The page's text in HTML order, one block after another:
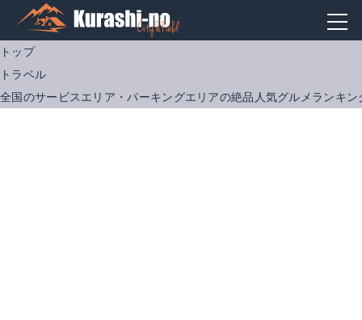
トップ
トラベル
全国のサービスエリア・パーキングエリアの絶品人気グルメランキン